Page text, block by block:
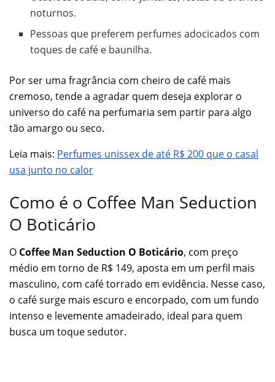
noturnos.
Pessoas que preferem perfumes adocicados com
toques de café e baunilha.
Por ser uma fragrância com cheiro de café mais
cremoso, tende a agradar quem deseja explorar o
universo do café na perfumaria sem partir para algo
tão amargo ou seco.
Leia mais: Perfumes unissex de até R$ 200 que o casal
usa junto no calor
Como é o Coffee Man Seduction
O Boticário
O Coffee Man Seduction O Boticário, com preço
médio em torno de R$ 149, aposta em um perfil mais
masculino, com café torrado em evidência. Nesse caso,
o café surge mais escuro e encorpado, com um fundo
intenso e levemente amadeirado, ideal para quem
busca um toque sedutor.